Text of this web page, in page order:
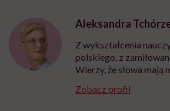
Aleksandra
Z wykształcenia
polskiego, z
Wierzy, że słowa mają
Zobacz profil